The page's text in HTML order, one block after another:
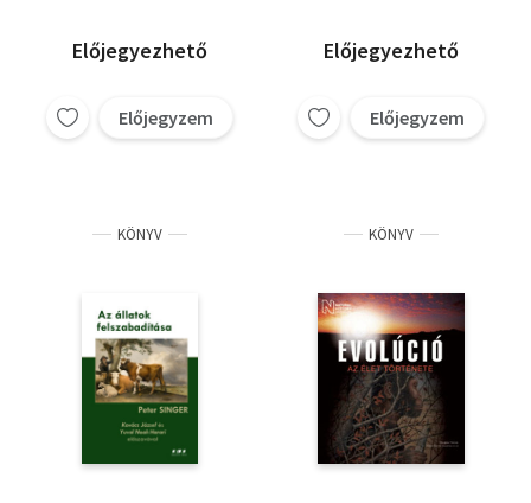
Előjegyezhető
Előjegyzem
Előjegyezhető
Előjegyzem
KÖNYV KÖNYV